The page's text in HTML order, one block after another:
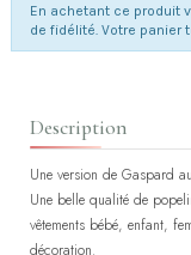
En achetant ce produit
de fidélité. Votre panier
Description
Une version de Gaspard
Une belle qualité de
vêtements bébé, enfant,
décoration.